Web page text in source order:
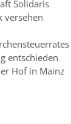
Solidaris
versehen
entschieden
Hof in Mainz